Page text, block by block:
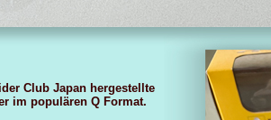
Club Japan hergestellte
im populären Q Format.